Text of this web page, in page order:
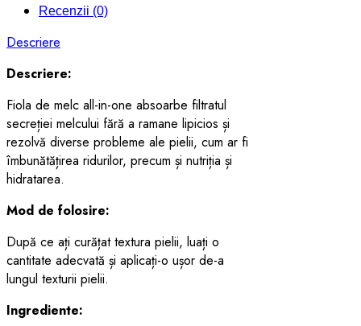
Recenzii (0)
Descriere
Descriere:
Fiola de melc all-in-one absoarbe filtratul
secreției melcului fără a ramane lipicios și
rezolvă diverse probleme ale pielii, cum ar fi
îmbunătățirea ridurilor, precum și nutriția și
hidratarea.
Mod de folosire:
După ce ați curățat textura pielii, luați o
cantitate adecvată și aplicați-o ușor de-a
lungul texturii pielii.
Ingrediente: